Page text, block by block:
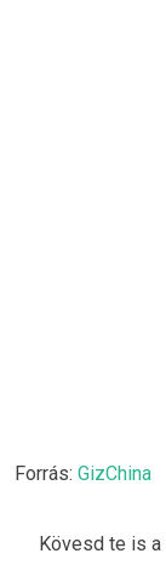
Forrás: GizChina
Kövesd te is a